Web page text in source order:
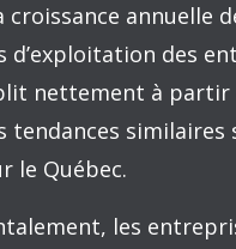
croissance annuelle
d’exploitation des
nettement à partir
tendances similaires
le Québec.
les